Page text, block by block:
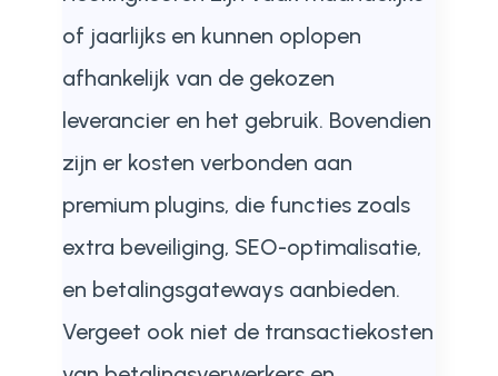
of jaarlijks en kunnen oplopen
afhankelijk van de gekozen
leverancier en het gebruik. Bovendien
zijn er kosten verbonden aan
premium plugins, die functies zoals
extra beveiliging, SEO-optimalisatie,
en betalingsgateways aanbieden.
Vergeet ook niet de transactiekosten